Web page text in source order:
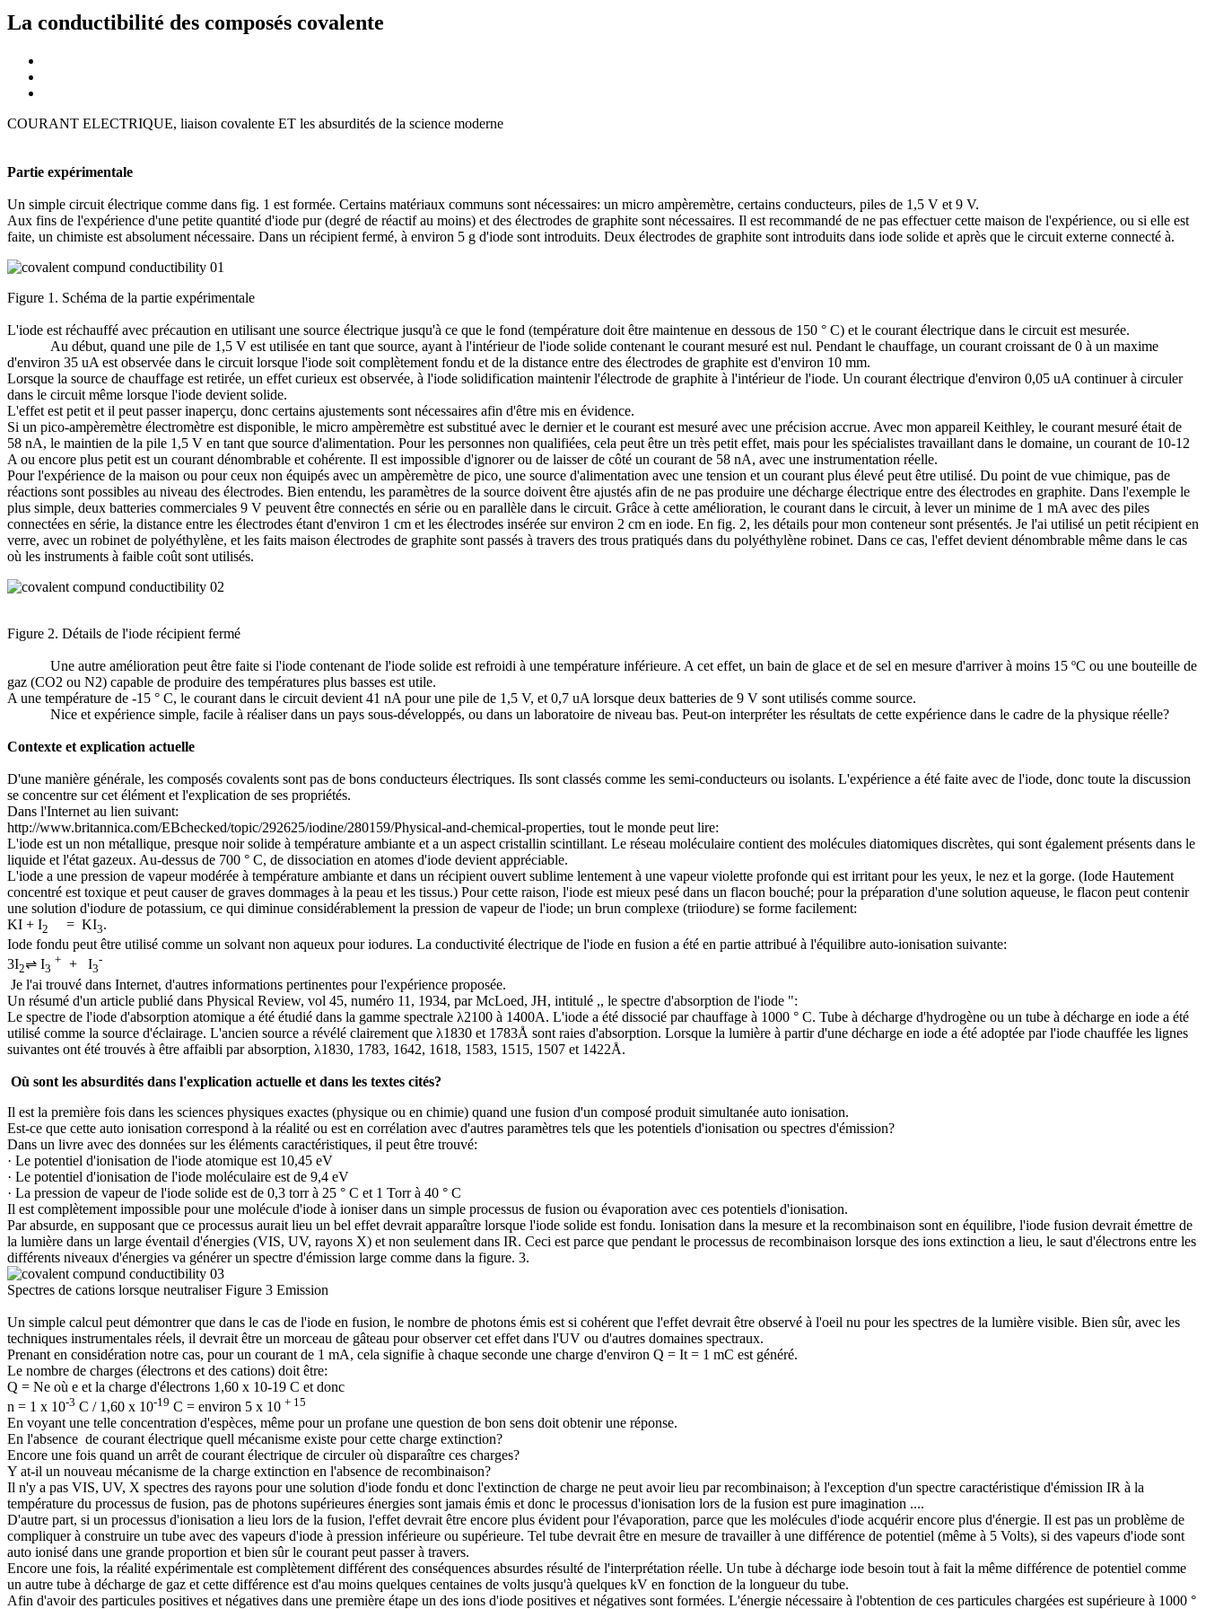
La conductibilité des composés covalente
COURANT ELECTRIQUE, liaison covalente ET les absurdités de la science moderne
Partie expérimentale
Un simple circuit électrique comme dans fig. 1 est formée. Certains matériaux communs sont nécessaires: un micro ampèremètre, certains conducteurs, piles de 1,5 V et 9 V.
Aux fins de l'expérience d'une petite quantité d'iode pur (degré de réactif au moins) et des électrodes de graphite sont nécessaires. Il est recommandé de ne pas effectuer cette maison de l'expérience, ou si elle est
faite, un chimiste est absolument nécessaire. Dans un récipient fermé, à environ 5 g d'iode sont introduits. Deux électrodes de graphite sont introduits dans iode solide et après que le circuit externe connecté à.
Figure 1. Schéma de la partie expérimentale
L'iode est réchauffé avec précaution en utilisant une source électrique jusqu'à ce que le fond (température doit être maintenue en dessous de 150 ° C) et le courant électrique dans le circuit est mesurée.
Au début, quand une pile de 1,5 V est utilisée en tant que source, ayant à l'intérieur de l'iode solide contenant le courant mesuré est nul. Pendant le chauffage, un courant croissant de 0 à un maxime
d'environ 35 uA est observée dans le circuit lorsque l'iode soit complètement fondu et de la distance entre des électrodes de graphite est d'environ 10 mm.
Lorsque la source de chauffage est retirée, un effet curieux est observée, à l'iode solidification maintenir l'électrode de graphite à l'intérieur de l'iode. Un courant électrique d'environ 0,05 uA continuer à circuler
dans le circuit même lorsque l'iode devient solide.
L'effet est petit et il peut passer inaperçu, donc certains ajustements sont nécessaires afin d'être mis en évidence.
Si un pico-ampèremètre électromètre est disponible, le micro ampèremètre est substitué avec le dernier et le courant est mesuré avec une précision accrue. Avec mon appareil Keithley, le courant mesuré était de
58 nA, le maintien de la pile 1,5 V en tant que source d'alimentation. Pour les personnes non qualifiées, cela peut être un très petit effet, mais pour les spécialistes travaillant dans le domaine, un courant de 10-12
A ou encore plus petit est un courant dénombrable et cohérente. Il est impossible d'ignorer ou de laisser de côté un courant de 58 nA, avec une instrumentation réelle.
Pour l'expérience de la maison ou pour ceux non équipés avec un ampèremètre de pico, une source d'alimentation avec une tension et un courant plus élevé peut être utilisé. Du point de vue chimique, pas de
réactions sont possibles au niveau des électrodes. Bien entendu, les paramètres de la source doivent être ajustés afin de ne pas produire une décharge électrique entre des électrodes en graphite. Dans l'exemple le
plus simple, deux batteries commerciales 9 V peuvent être connectés en série ou en parallèle dans le circuit. Grâce à cette amélioration, le courant dans le circuit, à lever un minime de 1 mA avec des piles
connectées en série, la distance entre les électrodes étant d'environ 1 cm et les électrodes insérée sur environ 2 cm en iode. En fig. 2, les détails pour mon conteneur sont présentés. Je l'ai utilisé un petit récipient en
verre, avec un robinet de polyéthylène, et les faits maison électrodes de graphite sont passés à travers des trous pratiqués dans du polyéthylène robinet. Dans ce cas, l'effet devient dénombrable même dans le cas
où les instruments à faible coût sont utilisés.
Figure 2. Détails de l'iode récipient fermé
Une autre amélioration peut être faite si l'iode contenant de l'iode solide est refroidi à une température inférieure. A cet effet, un bain de glace et de sel en mesure d'arriver à moins 15 ºC ou une bouteille de
gaz (CO2 ou N2) capable de produire des températures plus basses est utile.
A une température de -15 ° C, le courant dans le circuit devient 41 nA pour une pile de 1,5 V, et 0,7 uA lorsque deux batteries de 9 V sont utilisés comme source.
Nice et expérience simple, facile à réaliser dans un pays sous-développés, ou dans un laboratoire de niveau bas. Peut-on interpréter les résultats de cette expérience dans le cadre de la physique réelle?
Contexte et explication actuelle
D'une manière générale, les composés covalents sont pas de bons conducteurs électriques. Ils sont classés comme les semi-conducteurs ou isolants. L'expérience a été faite avec de l'iode, donc toute la discussion
se concentre sur cet élément et l'explication de ses propriétés.
Dans l'Internet au lien suivant:
http://www.britannica.com/EBchecked/topic/292625/iodine/280159/Physical-and-chemical-properties, tout le monde peut lire:
L'iode est un non métallique, presque noir solide à température ambiante et a un aspect cristallin scintillant. Le réseau moléculaire contient des molécules diatomiques discrètes, qui sont également présents dans le
liquide et l'état gazeux. Au-dessus de 700 ° C, de dissociation en atomes d'iode devient appréciable.
L'iode a une pression de vapeur modérée à température ambiante et dans un récipient ouvert sublime lentement à une vapeur violette profonde qui est irritant pour les yeux, le nez et la gorge. (Iode Hautement
concentré est toxique et peut causer de graves dommages à la peau et les tissus.) Pour cette raison, l'iode est mieux pesé dans un flacon bouché; pour la préparation d'une solution aqueuse, le flacon peut contenir
une solution d'iodure de potassium, ce qui diminue considérablement la pression de vapeur de l'iode; un brun complexe (triiodure) se forme facilement:
KI + I2 = KI3.
Iode fondu peut être utilisé comme un solvant non aqueux pour iodures. La conductivité électrique de l'iode en fusion a été en partie attribué à l'équilibre auto-ionisation suivante:
3I2⇌ I3
+ + I3
-
Je l'ai trouvé dans Internet, d'autres informations pertinentes pour l'expérience proposée.
Un résumé d'un article publié dans Physical Review, vol 45, numéro 11, 1934, par McLoed, JH, intitulé ,, le spectre d'absorption de l'iode ":
Le spectre de l'iode d'absorption atomique a été étudié dans la gamme spectrale λ2100 à 1400A. L'iode a été dissocié par chauffage à 1000 ° C. Tube à décharge d'hydrogène ou un tube à décharge en iode a été
utilisé comme la source d'éclairage. L'ancien source a révélé clairement que λ1830 et 1783Å sont raies d'absorption. Lorsque la lumière à partir d'une décharge en iode a été adoptée par l'iode chauffée les lignes
suivantes ont été trouvés à être affaibli par absorption, λ1830, 1783, 1642, 1618, 1583, 1515, 1507 et 1422Å.
Où sont les absurdités dans l'explication actuelle et dans les textes cités?
Il est la première fois dans les sciences physiques exactes (physique ou en chimie) quand une fusion d'un composé produit simultanée auto ionisation.
Est-ce que cette auto ionisation correspond à la réalité ou est en corrélation avec d'autres paramètres tels que les potentiels d'ionisation ou spectres d'émission?
Dans un livre avec des données sur les éléments caractéristiques, il peut être trouvé:
· Le potentiel d'ionisation de l'iode atomique est 10,45 eV
· Le potentiel d'ionisation de l'iode moléculaire est de 9,4 eV
· La pression de vapeur de l'iode solide est de 0,3 torr à 25 ° C et 1 Torr à 40 ° C
Il est complètement impossible pour une molécule d'iode à ioniser dans un simple processus de fusion ou évaporation avec ces potentiels d'ionisation.
Par absurde, en supposant que ce processus aurait lieu un bel effet devrait apparaître lorsque l'iode solide est fondu. Ionisation dans la mesure et la recombinaison sont en équilibre, l'iode fusion devrait émettre de
la lumière dans un large éventail d'énergies (VIS, UV, rayons X) et non seulement dans IR. Ceci est parce que pendant le processus de recombinaison lorsque des ions extinction a lieu, le saut d'électrons entre les
différents niveaux d'énergies va générer un spectre d'émission large comme dans la figure. 3.
Spectres de cations lorsque neutraliser Figure 3 Emission
Un simple calcul peut démontrer que dans le cas de l'iode en fusion, le nombre de photons émis est si cohérent que l'effet devrait être observé à l'oeil nu pour les spectres de la lumière visible. Bien sûr, avec les
techniques instrumentales réels, il devrait être un morceau de gâteau pour observer cet effet dans l'UV ou d'autres domaines spectraux.
Prenant en considération notre cas, pour un courant de 1 mA, cela signifie à chaque seconde une charge d'environ Q = It = 1 mC est généré.
Le nombre de charges (électrons et des cations) doit être:
Q = Ne où e et la charge d'électrons 1,60 x 10-19 C et donc
n = 1 x 10-3 C / 1,60 x 10-19 C = environ 5 x 10 + 15
En voyant une telle concentration d'espèces, même pour un profane une question de bon sens doit obtenir une réponse.
En l'absence de courant électrique quell mécanisme existe pour cette charge extinction?
Encore une fois quand un arrêt de courant électrique de circuler où disparaître ces charges?
Y at-il un nouveau mécanisme de la charge extinction en l'absence de recombinaison?
Il n'y a pas VIS, UV, X spectres des rayons pour une solution d'iode fondu et donc l'extinction de charge ne peut avoir lieu par recombinaison; à l'exception d'un spectre caractéristique d'émission IR à la
température du processus de fusion, pas de photons supérieures énergies sont jamais émis et donc le processus d'ionisation lors de la fusion est pure imagination ....
D'autre part, si un processus d'ionisation a lieu lors de la fusion, l'effet devrait être encore plus évident pour l'évaporation, parce que les molécules d'iode acquérir encore plus d'énergie. Il est pas un problème de
compliquer à construire un tube avec des vapeurs d'iode à pression inférieure ou supérieure. Tel tube devrait être en mesure de travailler à une différence de potentiel (même à 5 Volts), si des vapeurs d'iode sont
auto ionisé dans une grande proportion et bien sûr le courant peut passer à travers.
Encore une fois, la réalité expérimentale est complètement différent des conséquences absurdes résulté de l'interprétation réelle. Un tube à décharge iode besoin tout à fait la même différence de potentiel comme
un autre tube à décharge de gaz et cette différence est d'au moins quelques centaines de volts jusqu'à quelques kV en fonction de la longueur du tube.
Afin d'avoir des particules positives et négatives dans une première étape un des ions d'iode positives et négatives sont formées. L'énergie nécessaire à l'obtention de ces particules chargées est supérieure à 1000 °